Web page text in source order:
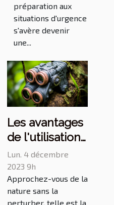
préparation aux
situations d'urgence
s'avère devenir
une...
Les avantages
de l'utilisation
des jumelles
pour
l'observation
de la faune
Lun. 4 décembre
2023 9h
Approchez-vous de la
nature sans la
perturber, telle est la